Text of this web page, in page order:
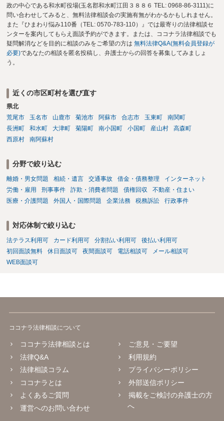
政の中心である和水町役場(玉名郡和水町江田３８８６ TEL: 0968-86-3111)に
問い合わせしてみると、無料法律相談会の実施有無がわかるかもしれません。
また『ひまわり悩み110番（TEL: 0570-783-110）』では最寄りの法律相談セ
ンターを案内してもらえ面談予約ができます。または、ココナラ法律相談でも
疑問解消などを目的に相談のみをご希望の方は 無料法律Q&A(無料会員登録が
必要)であなたの相談を匿名投稿し、弁護士からの回答を募集してみましょ
う。
近くの市区町村を選び直す
県北
荒尾市
玉名市 山鹿市 菊池市 阿蘇市 合志市 玉東町
南関町
長洲町
和水町 大津町 菊陽町 南小国町 小国町 産山村
高森町
西原村
南阿蘇村
分野で絞り込む
離婚・男女問題 相続・遺言 交通事故 借金・債務整理
インターネット
労働・雇用
刑事事件 詐欺・消費者問題 債権回収
不動産・住まい
医療・介護問題
外国人・国際問題 企業法務 税務訴訟 行政事件
対応体制で絞り込む
法テラス利用可 カード利用可 分割払い利用可
後払い利用可
初回面談無料
休日面談可 夜間面談可 電話相談可
メール相談可
WEB面談可
ココナラ法律相談について
ココナラ法律相談とは
法律Q&A
法律相談コラム
ココナラとは
よくあるご質問
運営へのお問い合わせ
ご意見・ご要望
利用規約
プライバシーポリシー
外部送信ポリシー
掲載をご検討の弁護士の方
へ